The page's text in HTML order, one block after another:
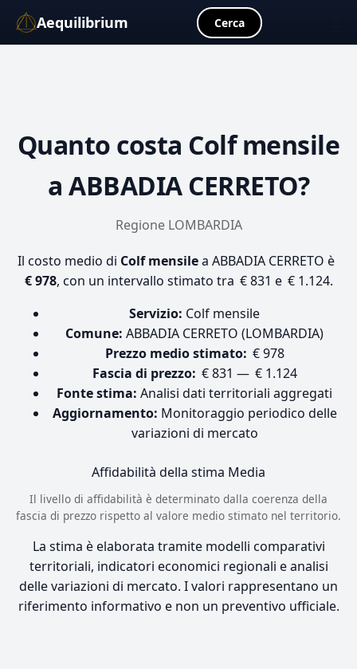
Aequilibrium Cerca
Quanto costa Colf mensile
a ABBADIA CERRETO?
Regione LOMBARDIA
Il costo medio di Colf mensilea ABBADIA CERRETO è
€ 978, con un intervallo stimato tra € 831 e € 1.124.
Servizio: Colf mensile
Comune: ABBADIA CERRETO (LOMBARDIA)
Prezzo medio stimato: € 978
Fascia di prezzo: € 831 — € 1.124
Fonte stima: Analisi dati territoriali aggregati
Aggiornamento: Monitoraggio periodico delle
variazioni di mercato
Affidabilità della stima Media
Il livello di affidabilità è determinato dalla coerenza della
fascia di prezzo rispetto al valore medio stimato nel territorio.
La stima è elaborata tramite modelli comparativi
territoriali, indicatori economici regionali e analisi
delle variazioni di mercato. I valori rappresentano un
riferimento informativo e non un preventivo ufficiale.